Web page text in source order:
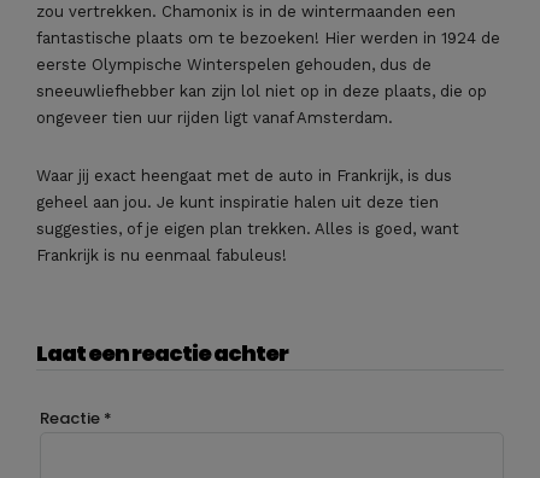
zou vertrekken. Chamonix is in de wintermaanden een
fantastische plaats om te bezoeken! Hier werden in 1924 de
eerste Olympische Winterspelen gehouden, dus de
sneeuwliefhebber kan zijn lol niet op in deze plaats, die op
ongeveer tien uur rijden ligt vanaf Amsterdam.
Waar jij exact heengaat met de auto in Frankrijk, is dus
geheel aan jou. Je kunt inspiratie halen uit deze tien
suggesties, of je eigen plan trekken. Alles is goed, want
Frankrijk is nu eenmaal fabuleus!
Laat een reactie achter
Reactie *